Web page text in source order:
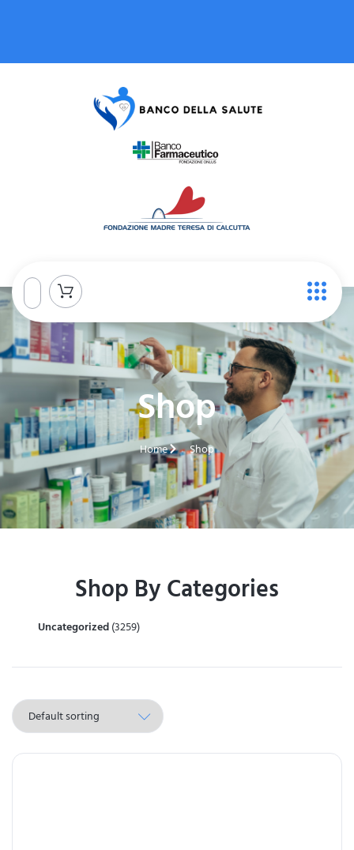
Shop
Home Shop
Shop By Categories
Uncategorized(3259)